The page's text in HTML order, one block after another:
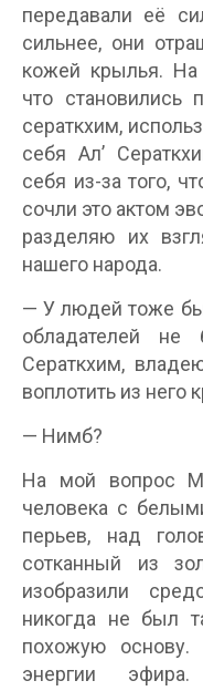
передавали её
сильнее, они
кожей крылья. На
что становились
сераткхим,
себя Ал’
себя из-за того,
сочли это актом
разделяю их
нашего народа.
— У людей тоже
обладателей
Сераткхим,
воплотить из него
— Нимб?
На мой вопрос
человека с
перьев, над
сотканный из
изобразили
никогда не был
похожую
энергии